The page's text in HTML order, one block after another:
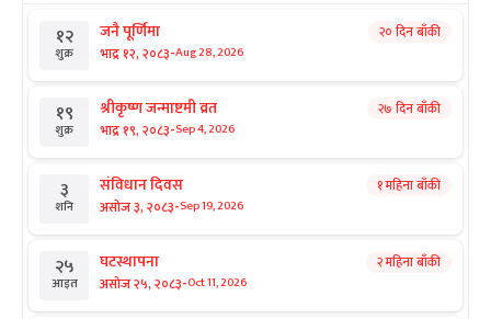
१२
शुक्र
जनै पूर्णिमा
भाद्र १२, २०८३-Aug 28, 2026
२० दिन बाँकी
१९
शुक्र
श्रीकृष्ण जन्माष्टमी व्रत
भाद्र १९, २०८३-Sep 4, 2026
२७ दिन बाँकी
३
शनि
संविधान दिवस
असोज ३, २०८३-Sep 19, 2026
१ महिना बाँकी
२५
आइत
घटस्थापना
असोज २५, २०८३-Oct 11, 2026
२ महिना बाँकी